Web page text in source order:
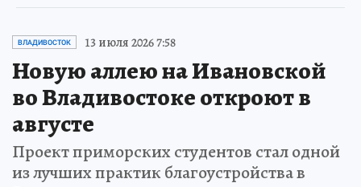
ВЛАДИВОСТОК 13 июля 2026 7:58
Новую аллею на Ивановской
во Владивостоке откроют в
августе
Проект приморских студентов стал одной
из лучших практик благоустройства в